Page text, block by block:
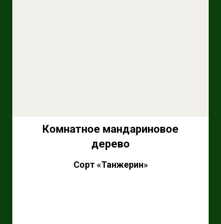
Комнатное мандариновое
дерево
Сорт «Танжерин»